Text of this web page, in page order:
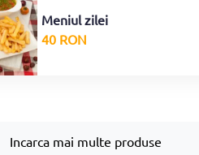
Meniul zilei
40 RON
Incarca mai multe produse